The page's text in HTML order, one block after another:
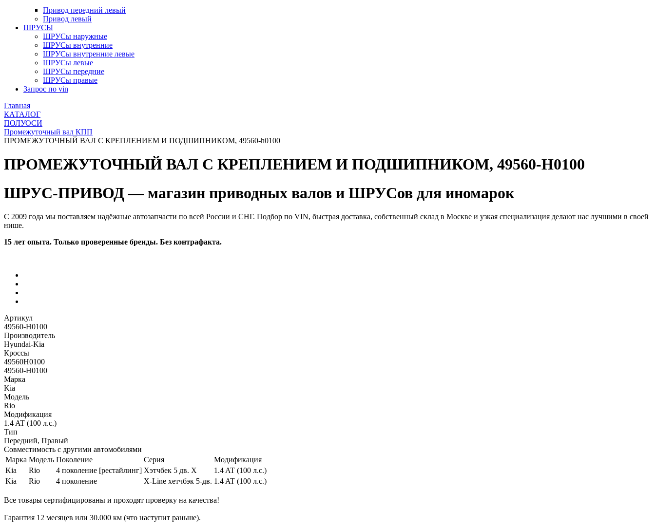
Привод передний левый
Привод левый
ШРУСЫ
ШРУСы наружные
ШРУСы внутренние
ШРУСы внутренние левые
ШРУСы левые
ШРУСы передние
ШРУСы правые
Запрос по vin
Главная
КАТАЛОГ
ПОЛУОСИ
Промежуточный вал КПП
ПРОМЕЖУТОЧНЫЙ ВАЛ С КРЕПЛЕНИЕМ И ПОДШИПНИКОМ, 49560-h0100
ПРОМЕЖУТОЧНЫЙ ВАЛ С КРЕПЛЕНИЕМ И ПОДШИПНИКОМ, 49560-H0100
ШРУС-ПРИВОД — магазин приводных валов и ШРУСов для иномарок
С 2009 года мы поставляем надёжные автозапчасти по всей России и СНГ. Подбор по VIN, быстрая доставка, собственный склад в Москве и узкая специализация делают нас лучшими в своей
нише.
15 лет опыта. Только проверенные бренды. Без контрафакта.
Артикул
49560-H0100
Производитель
Hyundai-Kia
Кроссы
49560H0100
49560-H0100
Марка
Kia
Модель
Rio
Модификация
1.4 AT (100 л.с.)
Тип
Передний, Правый
Совместимость с другими автомобилями
Марка Модель Поколение Серия
Модификация
Kia
Rio 4 поколение [рестайлинг] Хэтчбек 5 дв. X
1.4 AT (100 л.с.)
Kia
Rio 4 поколение X-Line хетчбэк 5-дв. 1.4 AT (100 л.с.)
Все товары сертифицированы и проходят проверку на качества!
Гарантия 12 месяцев или 30.000 км (что наступит раньше).